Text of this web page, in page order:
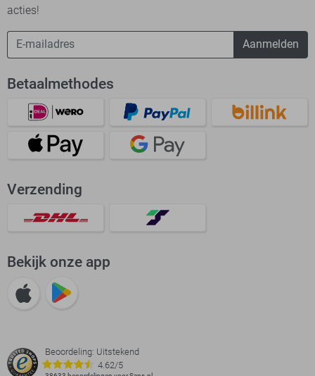
acties!
Aanmelden
Betaalmethodes
Verzending
Bekijk onze app
Beoordeling: Uitstekend
4.62/5